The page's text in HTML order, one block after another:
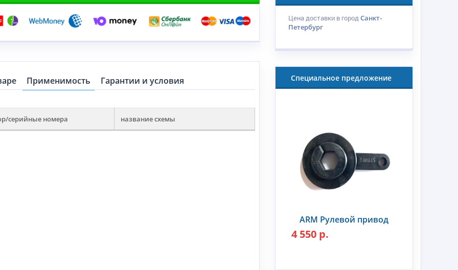
Применимость Гарантии и условия
серийные номера название схемы
Цена доставки в городСанкт-
Петербург
Специальное предложение
ARM Рулевой привод
4 550 р.